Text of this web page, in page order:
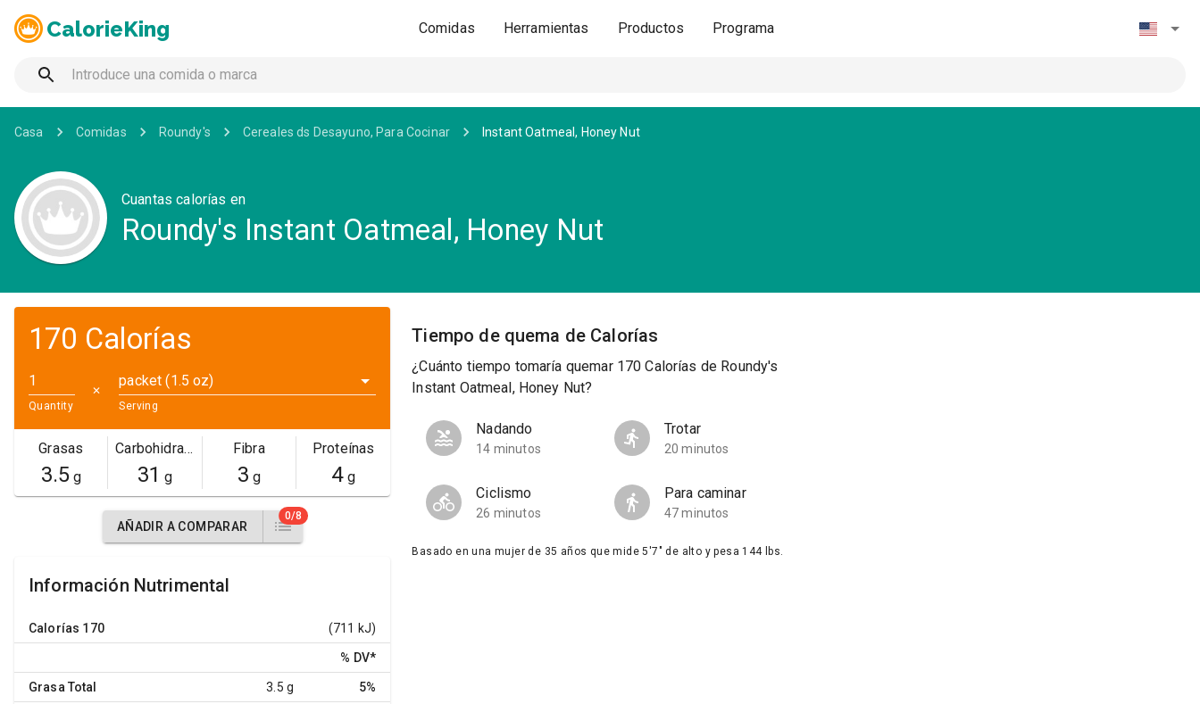
CalorieKing Comidas Herramientas Productos Programa
Casa Comidas Roundy's Cereales ds Desayuno, Para Cocinar Instant Oatmeal, Honey Nut
Cuantas calorías en
Roundy's Instant Oatmeal, Honey Nut
170 Calorías
Quantity
✕
packet (1.5 oz)
Serving
Grasas
3.5g
Carbohidratos
31 g
Fibra
3 g
Proteínas
4g
AÑADIR A COMPARAR
0/8
Información Nutrimental
Calorías 170 (711 kJ)
% DV*
Grasa Total 3.5 g 5%
Tiempo de quema de Calorías
¿Cuánto tiempo tomaría quemar 170 Calorías de Roundy's
Instant Oatmeal, Honey Nut?
Nadando
14 minutos
Trotar
20 minutos
Ciclismo
26 minutos
Para caminar
47 minutos
Basado en una mujer de 35 años que mide 5'7" de alto y pesa 144 lbs.